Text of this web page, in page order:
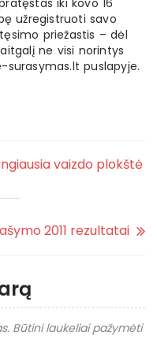
iki kovo 16
užregistruoti savo
priežastis – dėl
ne visi norintys
puslapyje.
vaizdo plokštė
2011 rezultatai
Būtini laukeliai pažymėti